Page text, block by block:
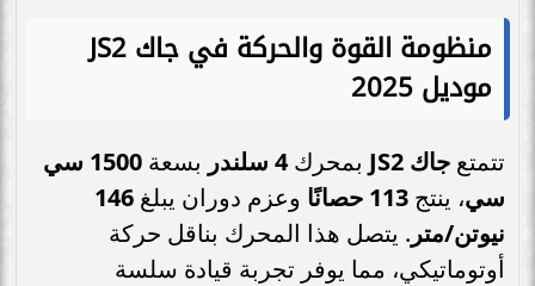
منظومة القوة والحركة في جاك JS2
موديل 2025
تتمتع جاك JS2 بمحرك 4 سلندر بسعة
1500 سي
سي، ينتج 113 حصانًا وعزم دوران يبلغ 146
نيوتن/متر . يتصل هذا المحرك بناقل حركة
أوتوماتيكي، مما يوفر تجربة قيادة سلسة